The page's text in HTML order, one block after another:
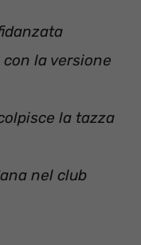
la versione
la tazza
nel club